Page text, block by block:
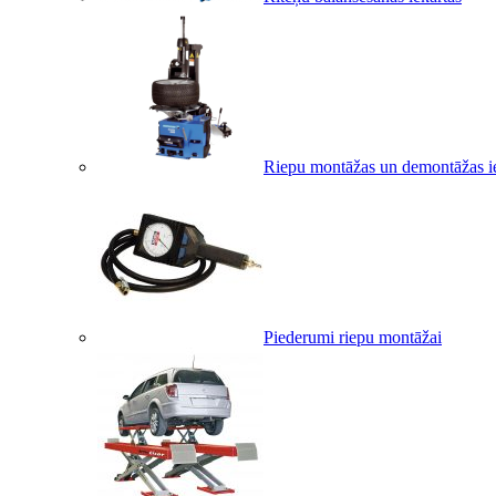
Riepu montāžas un demontāžas
Piederumi riepu montāžai